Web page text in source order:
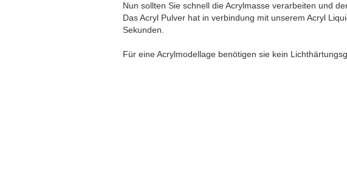
Nun sollten Sie schnell die Acrylmasse verarbeiten und
Das Acryl Pulver hat in verbindung mit unserem Acryl
Sekunden.
Für eine Acrylmodellage benötigen sie kein